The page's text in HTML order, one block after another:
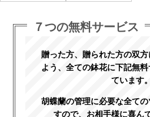
７つの無料サービス
贈った方、贈られた方の双
よう、全ての鉢花に下記無
ています。
胡蝶蘭の管理に必要な全て
すので、お相手様に喜ん